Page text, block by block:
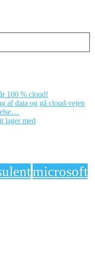
100 % cloud!
af data og gå cloud-vejen
lager med
microsoft